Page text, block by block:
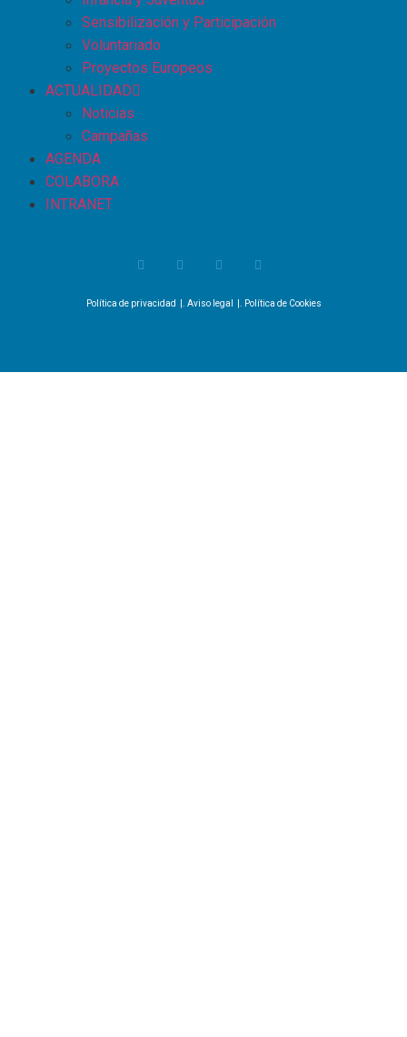
Sensibilización y Participación
Voluntariado
Proyectos Europeos
ACTUALIDAD
Noticias
Campañas
AGENDA
COLABORA
INTRANET
Política de privacidad Aviso legal Política de Cookies